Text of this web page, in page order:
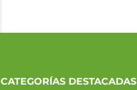
CATEGORÍAS DESTACADAS